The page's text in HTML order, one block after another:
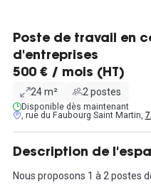
Poste de travail en
d'entreprises
500 € / mois (HT)
24 m² 2 postes
Disponible dès maintenant
, rue du Faubourg Saint Martin,
Description de
Nous proposons 1 à 2 postes